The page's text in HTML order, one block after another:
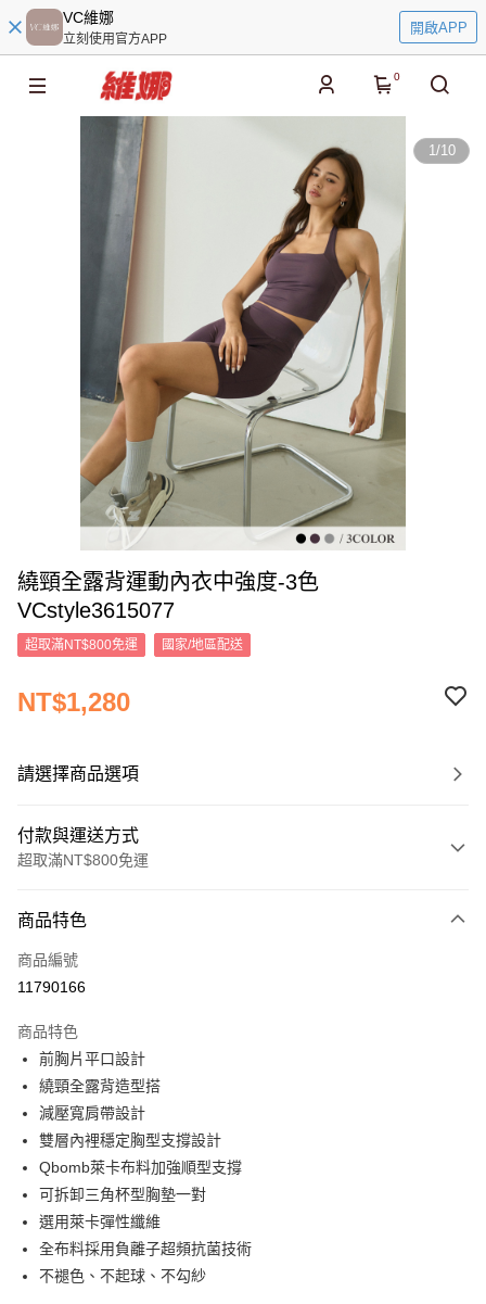
VC維娜
立刻使用官方APP
開啟APP
0
1/10
繞頸全露背運動內衣中強度-3色
VCstyle3615077
超取滿NT$800免運 國家/地區配送
NT$1,280
請選擇商品選項
付款與運送方式
超取滿NT$800免運
信用卡一次付款
信用卡分期付款
合作金庫商業銀行
華南商業銀行
上海商業儲蓄銀行
國泰世華商業銀行
臺灣中小企業銀行
匯豐（台灣）商業銀行
聯邦商業銀行
元大商業銀行
玉山商業銀行
台新國際商業銀行
台灣樂天信用卡公司
6 期 0 利率 每期
華南商業銀行
上海商業儲蓄銀行
國泰世華商業銀行
臺灣中小企業銀行
匯豐（台灣）商業銀行
聯邦商業銀行
元大商業銀行
玉山商業銀行
台新國際商業銀行
超商取貨付款
LINE Pay
Apple Pay
街口支付
悠遊付
AFTEE先享後付
商品特色
商品編號
11790166
商品特色
前胸片平口設計
繞頸全露背造型搭
減壓寬肩帶設計
雙層內裡穩定胸型支撐設計
Qbomb萊卡布料加強順型支撐
可拆卸三角杯型胸墊一對
選用萊卡彈性纖維
全布料採用負離子超頻抗菌技術
不褪色、不起球、不勾紗